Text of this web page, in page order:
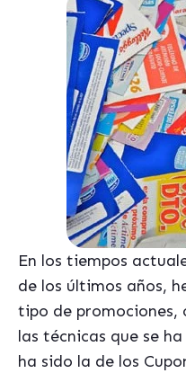
En los tiempos
de los últimos años,
tipo de
las técnicas que se
ha sido la de los